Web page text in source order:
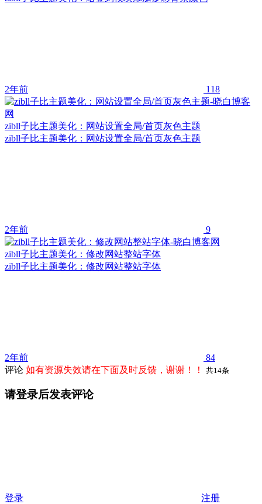
2年前 118
zibll子比主题美化：网站设置全局/首页灰色主题
zibll子比主题美化：网站设置全局/首页灰色主题
2年前 9
zibll子比主题美化：修改网站整站字体
zibll子比主题美化：修改网站整站字体
2年前
84
评论 如有资源失效请在下面及时反馈，谢谢！！ 共14条
请登录后发表评论
登录 注册